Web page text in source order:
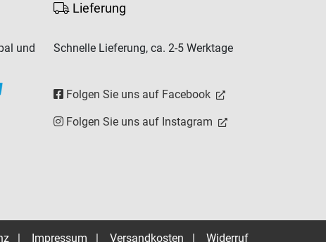
und
Lieferung
Schnelle Lieferung, ca. 2-5 Werktage
Folgen Sie uns auf Facebook
Folgen Sie uns auf Instagram
| Impressum | Versandkosten | Widerruf